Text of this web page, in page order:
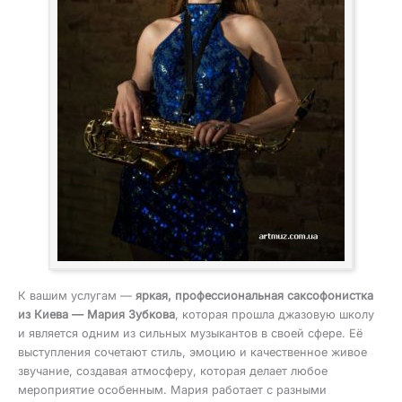
К вашим услугам — яркая, профессиональная саксофонистка
из Киева — Мария Зубкова, которая прошла джазовую школу
и является одним из сильных музыкантов в своей сфере. Её
выступления сочетают стиль, эмоцию и качественное живое
звучание, создавая атмосферу, которая делает любое
мероприятие особенным. Мария работает с разными